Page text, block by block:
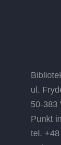
ul.
50-383
Punkt
tel.